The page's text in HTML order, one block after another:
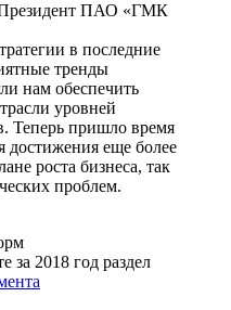
ПАО «ГМК
в последние
тренды
нам обеспечить
уровней
Теперь пришло время
достижения еще более
роста бизнеса, так
проблем.
за 2018 год раздел